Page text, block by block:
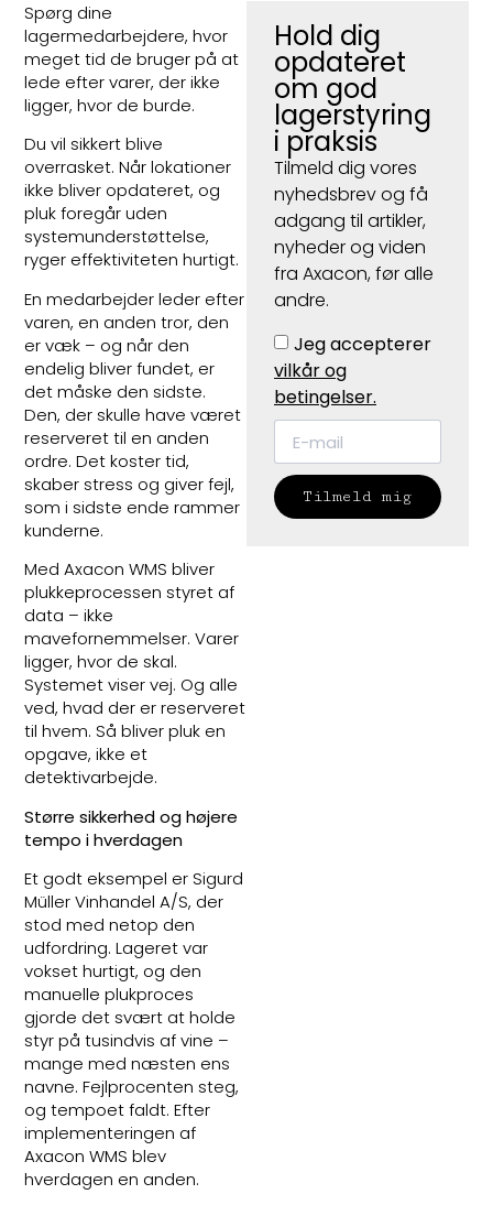
Spørg dine
lagermedarbejdere, hvor
meget tid de bruger på at
lede efter varer, der ikke
ligger, hvor de burde.
Du vil sikkert blive
overrasket. Når lokationer
ikke bliver opdateret, og
pluk foregår uden
systemunderstøttelse,
ryger effektiviteten hurtigt.
En medarbejder leder efter
varen, en anden tror, den
er væk – og når den
endelig bliver fundet, er
det måske den sidste.
Den, der skulle have været
reserveret til en anden
ordre. Det koster tid,
skaber stress og giver fejl,
som i sidste ende rammer
kunderne.
Med Axacon WMS bliver
plukkeprocessen styret af
data – ikke
mavefornemmelser. Varer
ligger, hvor de skal.
Systemet viser vej. Og alle
ved, hvad der er reserveret
til hvem. Så bliver pluk en
opgave, ikke et
detektivarbejde.
Større sikkerhed og højere
tempo i hverdagen
Et godt eksempel er Sigurd
Müller Vinhandel A/S, der
stod med netop den
udfordring. Lageret var
vokset hurtigt, og den
manuelle plukproces
gjorde det svært at holde
styr på tusindvis af vine –
mange med næsten ens
navne. Fejlprocenten steg,
og tempoet faldt. Efter
implementeringen af
Axacon WMS blev
hverdagen en anden.
Hold dig
opdateret
om god
lagerstyring
i praksis
Tilmeld dig vores
nyhedsbrev og få
adgang til artikler,
nyheder og viden
fra Axacon, før alle
andre.
Jeg accepterer
vilkår og
betingelser.
Tilmeld mig